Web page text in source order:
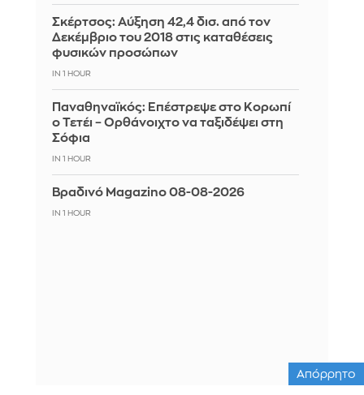
Σκέρτσος: Αύξηση 42,4 δισ. από τον
Δεκέμβριο του 2018 στις καταθέσεις
φυσικών προσώπων
IN 1 HOUR
Παναθηναϊκός: Επέστρεψε στο Κορωπί
ο Τετέι – Ορθάνοιχτο να ταξιδέψει στη
Σόφια
IN 1 HOUR
Βραδινό Magazino 08-08-2026
IN 1 HOUR
Απόρρητο